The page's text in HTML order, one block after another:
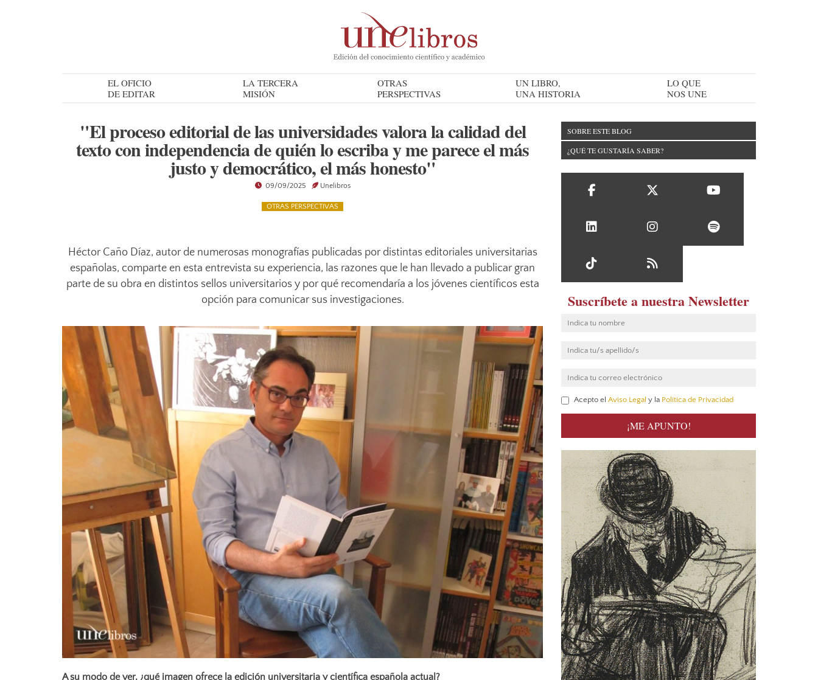
EL OFICIO
DE EDITAR
LA TERCERA
MISIÓN
OTRAS
PERSPECTIVAS
UN LIBRO,
UNA HISTORIA
LO QUE
NOS UNE
"El proceso editorial de las universidades valora la calidad del
texto con independencia de quién lo escriba y me parece el más
justo y democrático, el más honesto"
09/09/2025 Unelibros
OTRAS PERSPECTIVAS
Héctor Caño Díaz, autor de numerosas monografías publicadas por distintas editoriales universitarias
españolas, comparte en esta entrevista su experiencia, las razones que le han llevado a publicar gran
parte de su obra en distintos sellos universitarios y por qué recomendaría a los jóvenes científicos esta
opción para comunicar sus investigaciones.
A su modo de ver, ¿qué imagen ofrece la edición universitaria y científica española actual?
SOBRE ESTE BLOG
¿QUÉ TE GUSTARÍA SABER?
Suscríbete a nuestra Newsletter
Acepto el Aviso Legal y la Política de Privacidad